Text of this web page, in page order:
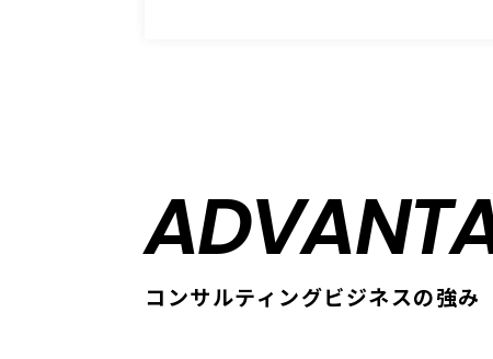
コンサルティングビジネスの強み